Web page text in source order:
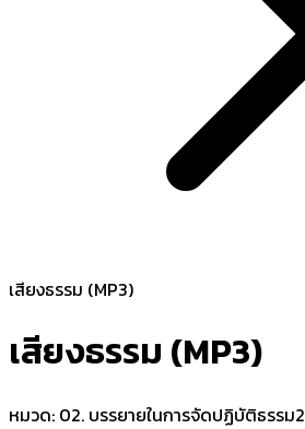
เสียงธรรม (MP3)
เสียงธรรม (MP3)
หมวด: 02. บรรยายในการจัดปฏิบัติธรรม2